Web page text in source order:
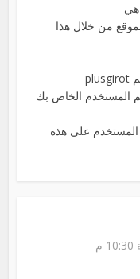
من خلال هذا
المستخدم على هذه